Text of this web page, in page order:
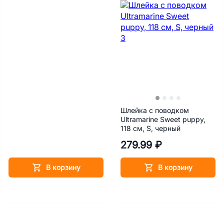
В корзину
Шлейка с поводком
Ultramarine Sweet puppy,
118 см, S, черный
279.99 ₽
В корзину